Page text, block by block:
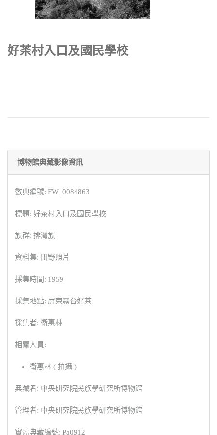
好茶村入口及國民學校
博物館典藏影像資訊
數典編號: FW_0084863
標題: 好茶村入口及國民學校
族群: 排灣族
資料集: 田野照片
採集時間: 1959
採集地點: 屏東霧台好茶
採集者: 衛惠林
相關人員:
衛惠林 ( 拍攝 )
典藏者: 中央研究院民族學研究所博物館
管理者: 中央研究院民族學研究所博物館
實體典藏編號: Pa0912